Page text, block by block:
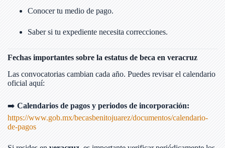
Conocer tu medio de pago.
Saber si tu expediente necesita correcciones.
Fechas importantes sobre la estatus de beca en veracruz
Las convocatorias cambian cada año. Puedes revisar el calendario
oficial aquí:
➡️ Calendarios de pagos y periodos de incorporación:
https://www.gob.mx/becasbenitojuarez/documentos/calendario-
de-pagos